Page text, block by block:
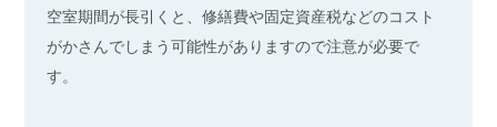
空室期間が長引くと、修繕費や固定資産税などのコスト
がかさんでしまう可能性がありますので注意が必要で
す。